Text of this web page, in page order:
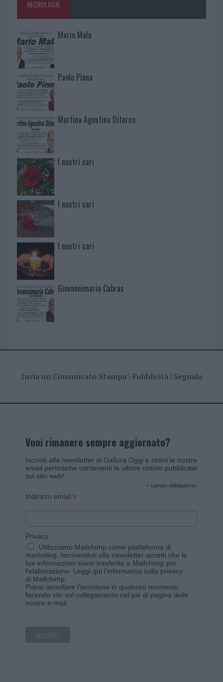
NECROLOGIE
Mario Malu
Paolo Pinna
Martina Agostina Diturco
I nostri cari
I nostri cari
I nostri cari
Giovannimaria Cabras
Invia un Comunicato Stampa| Pubblicità| Segnala
Vuoi rimanere sempre aggiornato?
Iscriviti alla newsletter di Gallura Oggi e ricevi le nostre
email periodiche contenenti le ultime notizie pubblicate
sul sito web!
* campo obbligatorio
Indirizzo email *
Privacy
Utilizziamo Mailchimp come piattaforma di
marketing. Iscrivendoti alla newsletter accetti che le
tue informazioni siano trasferite a Mailchimp per
l'elaborazione. Leggi qui l'informativa sulla privacy
di Mailchimp
Potrai annullare l'iscrizione in qualsiasi momento
facendo clic sul collegamento nel piè di pagina delle
nostre e-mail.